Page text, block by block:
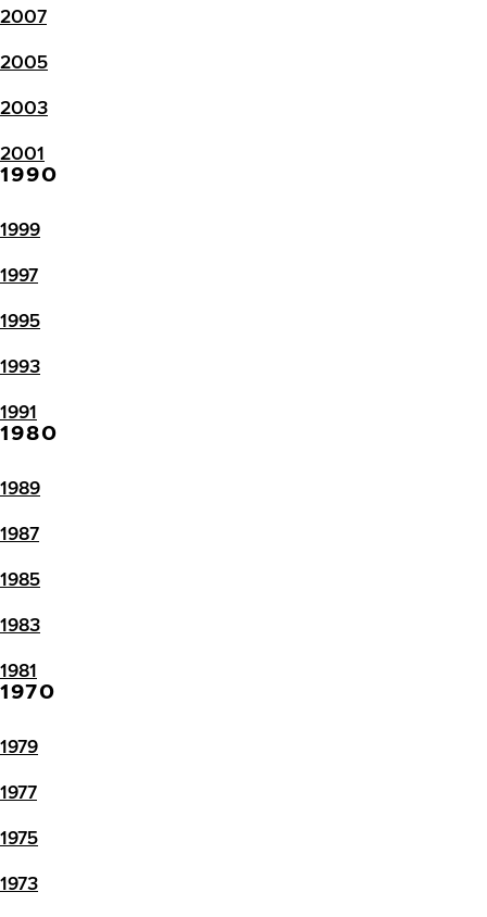
2007
2005
2003
2001
1990
1999
1997
1995
1993
1991
1980
1989
1987
1985
1983
1981
1970
1979
1977
1975
1973